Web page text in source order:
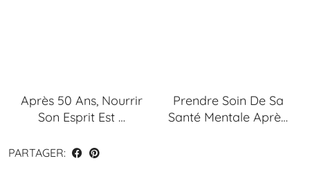
Après 50 Ans, Nourrir
Son Esprit Est …
Prendre Soin De Sa
Santé Mentale Aprè…
PARTAGER: